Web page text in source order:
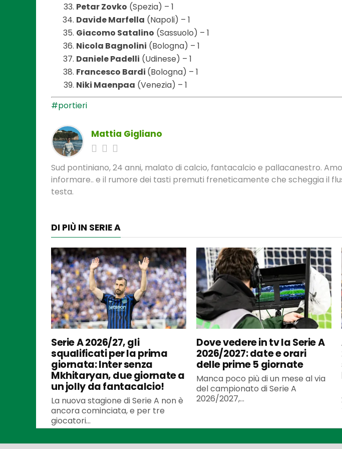
Petar Zovko (Spezia) – 1
Davide Marfella (Napoli) – 1
Giacomo Satalino (Sassuolo) – 1
Nicola Bagnolini (Bologna) – 1
Daniele Padelli (Udinese) – 1
Francesco Bardi (Bologna) – 1
Niki Maenpaa (Venezia) – 1
#portieri
Mattia Gigliano
Sud pontiniano, 24 anni, malato di calcio, fantacalcio e pallacanestro.
informare.. e il rumore dei tasti premuti freneticamente che scheggia il
testa.
DI PIÙ IN SERIE A
Serie A 2026/27, gli
squalificati per la prima
giornata: Inter senza
Mkhitaryan, due giornate a
un jolly da fantacalcio!
La nuova stagione di Serie A non è
ancora cominciata, e per tre
giocatori...
Dove vedere in tv la Serie A
2026/2027: date e orari
delle prime 5 giornate
Manca poco più di un mese al via
del campionato di Serie A
2026/2027,...